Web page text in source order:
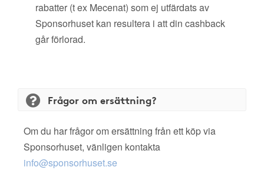
rabatter (t ex Mecenat) som ej utfärdats av
Sponsorhuset kan resultera i att din cashback
går förlorad.
Frågor om ersättning?
Om du har frågor om ersättning från ett köp via
Sponsorhuset, vänligen kontakta
info@sponsorhuset.se